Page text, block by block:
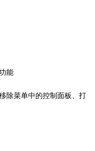
能
除菜单中的控制面板、打